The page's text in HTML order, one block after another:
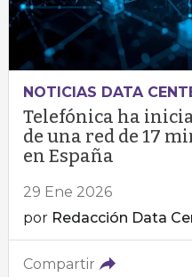
NOTICIAS DATA
Telefónica ha
de una red de 17
en España
29 Ene 2026
por Redacción Data
Compartir